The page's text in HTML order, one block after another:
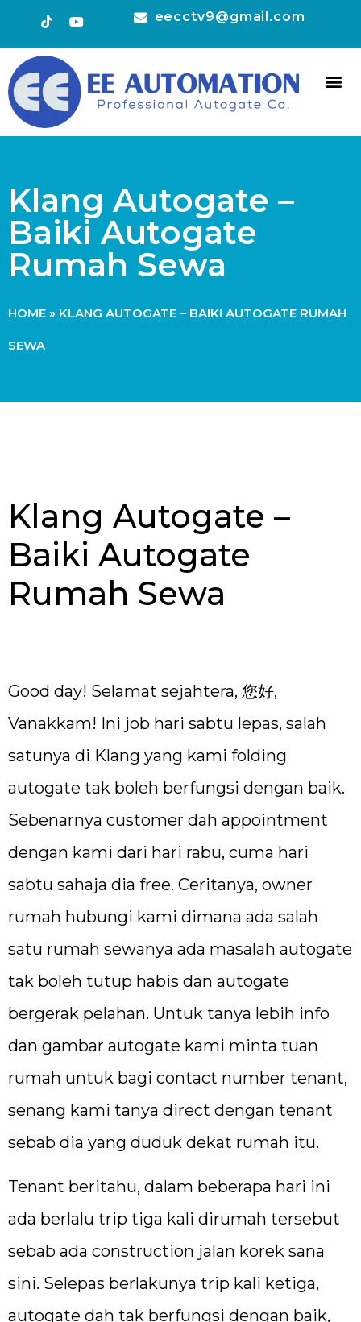
eecctv9@gmail.com
Klang Autogate –
Baiki Autogate
Rumah Sewa
HOME » KLANG AUTOGATE – BAIKI AUTOGATE RUMAH
SEWA
Klang Autogate –
Baiki Autogate
Rumah Sewa
Good day! Selamat sejahtera, 您好,
Vanakkam! Ini job hari sabtu lepas, salah
satunya di Klang yang kami folding
autogate tak boleh berfungsi dengan baik.
Sebenarnya customer dah appointment
dengan kami dari hari rabu, cuma hari
sabtu sahaja dia free. Ceritanya, owner
rumah hubungi kami dimana ada salah
satu rumah sewanya ada masalah autogate
tak boleh tutup habis dan autogate
bergerak pelahan. Untuk tanya lebih info
dan gambar autogate kami minta tuan
rumah untuk bagi contact number tenant,
senang kami tanya direct dengan tenant
sebab dia yang duduk dekat rumah itu.
Tenant beritahu, dalam beberapa hari ini
ada berlalu trip tiga kali dirumah tersebut
sebab ada construction jalan korek sana
sini. Selepas berlakunya trip kali ketiga,
autogate dah tak berfungsi dengan baik,